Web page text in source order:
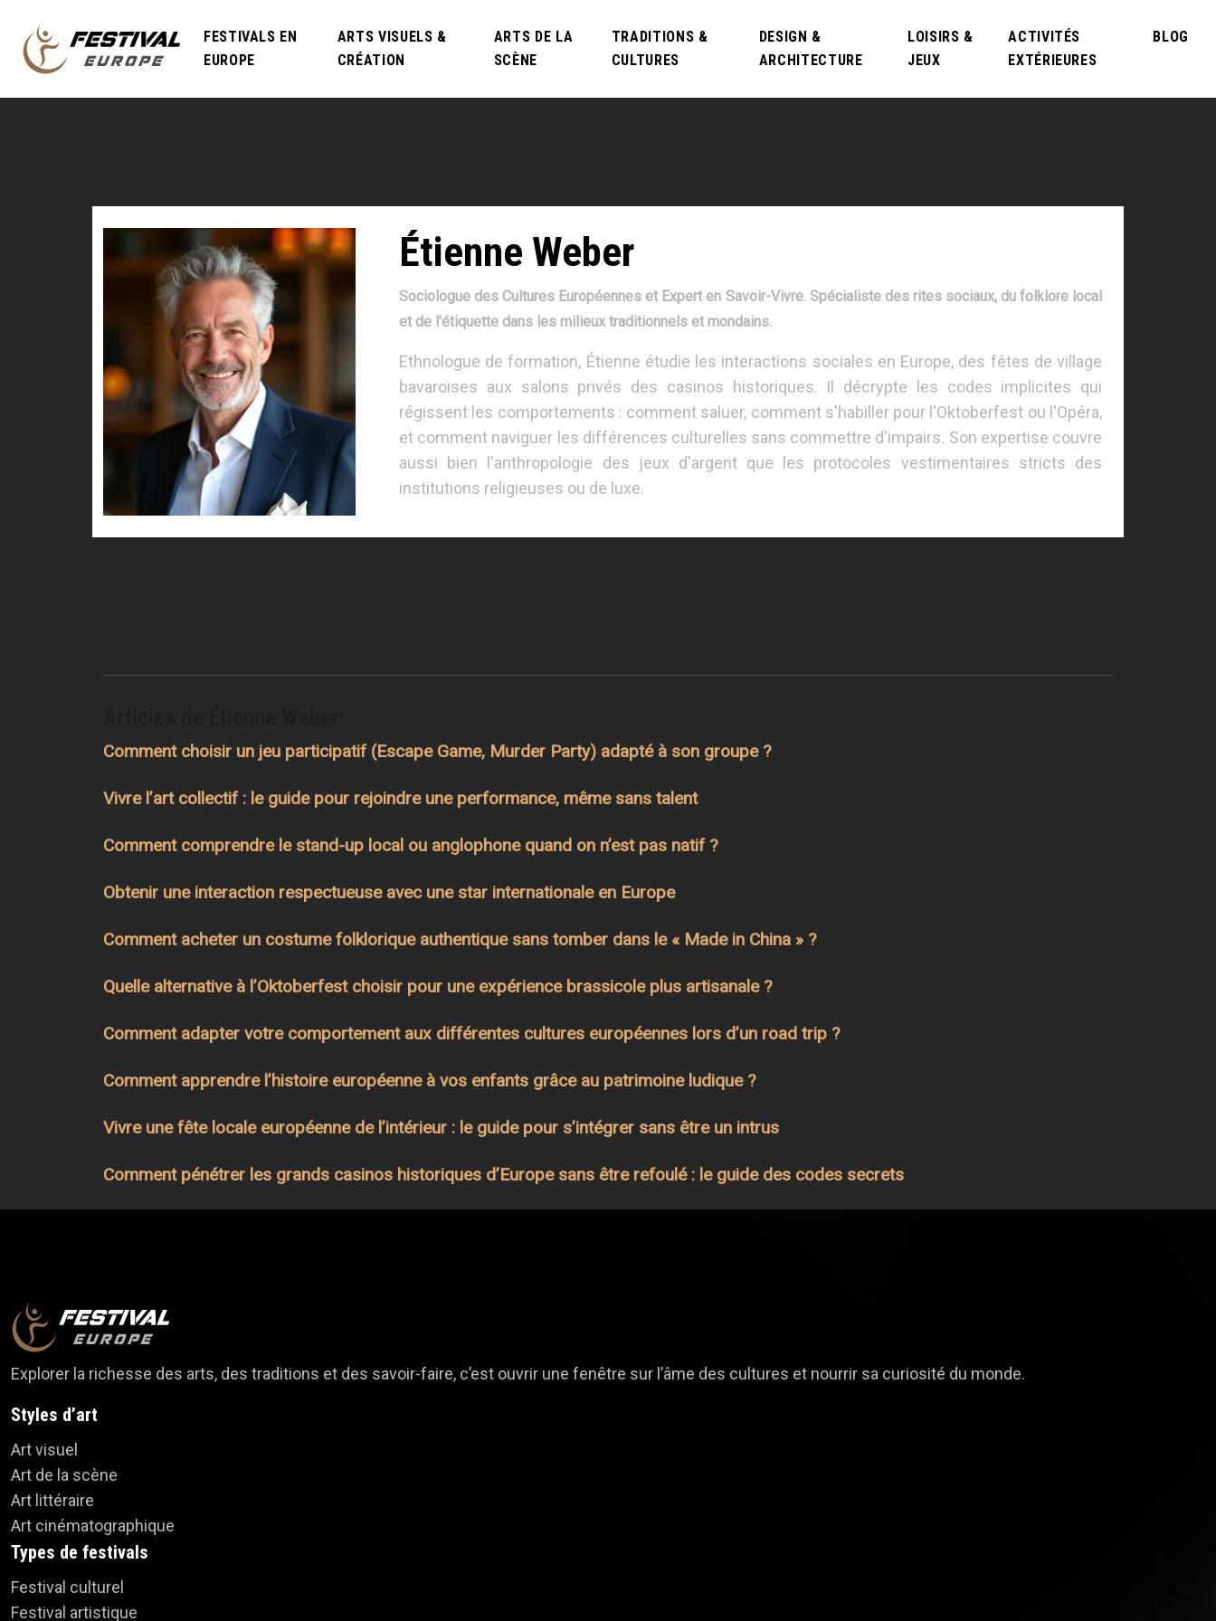
FESTIVALS EN
EUROPE
ARTS VISUELS &
CRÉATION
ARTS DE LA
SCÈNE
TRADITIONS &
CULTURES
DESIGN &
ARCHITECTURE
LOISIRS &
JEUX
ACTIVITÉS
EXTÉRIEURES
BLOG
Étienne Weber
Sociologue des Cultures Européennes et Expert en Savoir-Vivre. Spécialiste des rites sociaux, du folklore local
et de l'étiquette dans les milieux traditionnels et mondains.
Ethnologue de formation, Étienne étudie les interactions sociales en Europe, des fêtes de village
bavaroises aux salons privés des casinos historiques. Il décrypte les codes implicites qui
régissent les comportements : comment saluer, comment s'habiller pour l'Oktoberfest ou l'Opéra,
et comment naviguer les différences culturelles sans commettre d'impairs. Son expertise couvre
aussi bien l'anthropologie des jeux d'argent que les protocoles vestimentaires stricts des
institutions religieuses ou de luxe.
Comment choisir un jeu participatif (Escape Game, Murder Party) adapté à son groupe ?
Vivre l’art collectif : le guide pour rejoindre une performance, même sans talent
Comment comprendre le stand-up local ou anglophone quand on n’est pas natif ?
Obtenir une interaction respectueuse avec une star internationale en Europe
Comment acheter un costume folklorique authentique sans tomber dans le « Made in China » ?
Quelle alternative à l’Oktoberfest choisir pour une expérience brassicole plus artisanale ?
Comment adapter votre comportement aux différentes cultures européennes lors d’un road trip ?
Comment apprendre l’histoire européenne à vos enfants grâce au patrimoine ludique ?
Vivre une fête locale européenne de l’intérieur : le guide pour s’intégrer sans être un intrus
Comment pénétrer les grands casinos historiques d’Europe sans être refoulé : le guide des codes secrets
Explorer la richesse des arts, des traditions et des savoir-faire, c’est ouvrir une fenêtre sur l’âme des cultures et nourrir sa curiosité du monde.
Styles d’art
Art visuel
Art de la scène
Art littéraire
Art cinématographique
Types de festivals
Festival culturel
Festival artistique